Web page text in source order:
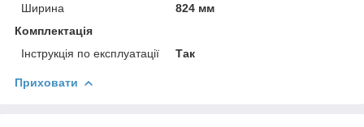
Ширина
824 мм
Комплектація
Інструкція по експлуатації
Так
Приховати